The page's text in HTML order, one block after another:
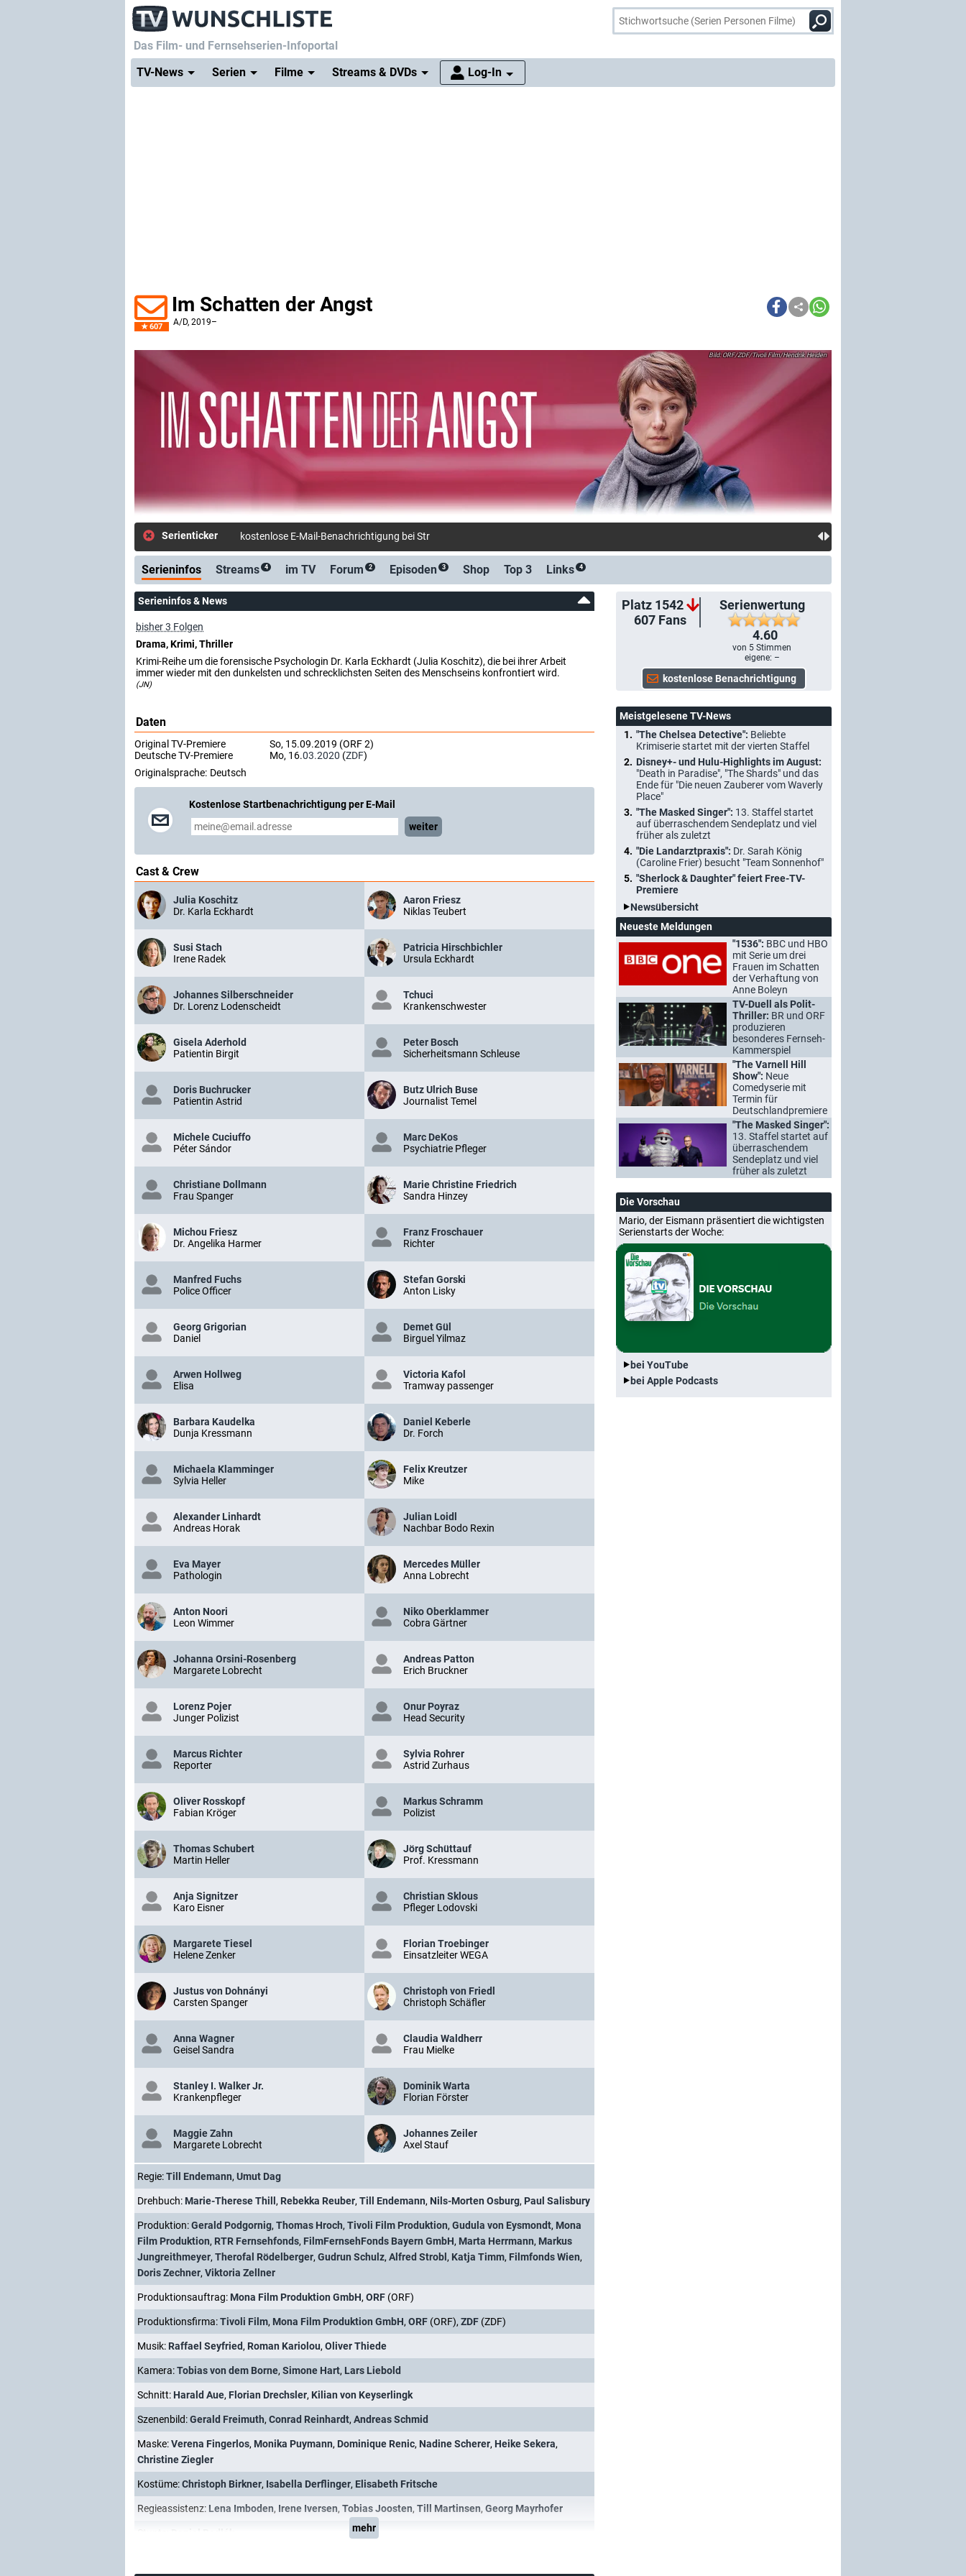
Das Film- und Fernsehserien-Infoportal
TV-News
Serien Filme Streams & DVDs Log-In
607
Im Schatten der Angst
A/D, 2019–
ORF/ZDF/Tivoli Film/Hendrik Heiden
Serienticker kostenlose E-Mail-Benachrichtigung bei Streaming- oder TV-Start
Serieninfos Streams 4 im TV Forum 2 Episoden 3 Shop Top 3 Links 4
Platz 1542
607 Fans
Serienwertung
4.60
von 5 Stimmen
eigene: –
Serieninfos & News
bisher 3 Folgen
Drama, Krimi, Thriller
Krimi-Reihe um die forensische Psychologin Dr. Karla Eckhardt (Julia Koschitz), die bei ihrer Arbeit
immer wieder mit den dunkelsten und schrecklichsten Seiten des Menschseins konfrontiert wird.
(JN)
Daten
Original TV-Premiere
So, 15.09.2019 (ORF 2)
Deutsche TV-Premiere
Mo, 16.03.2020 (ZDF)
Originalsprache: Deutsch
Kostenlose Startbenachrichtigung per E-Mail
weiter
Cast & Crew
Julia Koschitz
Dr. Karla Eckhardt
Aaron Friesz
Niklas Teubert
Susi Stach
Irene Radek
Patricia Hirschbichler
Ursula Eckhardt
Johannes Silberschneider
Dr. Lorenz Lodenscheidt
Tchuci
Krankenschwester
Gisela Aderhold
Patientin Birgit
Peter Bosch
Sicherheitsmann Schleuse
Doris Buchrucker
Patientin Astrid
Butz Ulrich Buse
Journalist Temel
Michele Cuciuffo
Péter Sándor
Marc DeKos
Psychiatrie Pfleger
Christiane Dollmann
Frau Spanger
Marie Christine Friedrich
Sandra Hinzey
Michou Friesz
Dr. Angelika Harmer
Franz Froschauer
Richter
Manfred Fuchs
Police Officer
Stefan Gorski
Anton Lisky
Georg Grigorian
Daniel
Demet Gül
Birguel Yilmaz
Arwen Hollweg
Elisa
Victoria Kafol
Tramway passenger
Barbara Kaudelka
Dunja Kressmann
Daniel Keberle
Dr. Forch
Michaela Klamminger
Sylvia Heller
Felix Kreutzer
Mike
Alexander Linhardt
Andreas Horak
Julian Loidl
Nachbar Bodo Rexin
Eva Mayer
Pathologin
Mercedes Müller
Anna Lobrecht
Anton Noori
Leon Wimmer
Niko Oberklammer
Cobra Gärtner
Johanna Orsini-Rosenberg
Margarete Lobrecht
Andreas Patton
Erich Bruckner
Lorenz Pojer
Junger Polizist
Onur Poyraz
Head Security
Marcus Richter
Reporter
Sylvia Rohrer
Astrid Zurhaus
Oliver Rosskopf
Fabian Kröger
Markus Schramm
Polizist
Thomas Schubert
Martin Heller
Jörg Schüttauf
Prof. Kressmann
Anja Signitzer
Karo Eisner
Christian Sklous
Pfleger Lodovski
Margarete Tiesel
Helene Zenker
Florian Troebinger
Einsatzleiter WEGA
Justus von Dohnányi
Carsten Spanger
Christoph von Friedl
Christoph Schäfler
Anna Wagner
Geisel Sandra
Claudia Waldherr
Frau Mielke
Stanley I. Walker Jr.
Krankenpfleger
Dominik Warta
Florian Förster
Maggie Zahn
Margarete Lobrecht
Johannes Zeiler
Axel Stauf
Regie:Till Endemann, Umut Dag
Drehbuch: Marie-Therese Thill , Rebekka Reuber, Till Endemann, Nils-Morten Osburg, Paul Salisbury
Produktion:Gerald Podgornig, Thomas Hroch, Tivoli Film Produktion, Gudula von Eysmondt, Mona
Film Produktion, RTR Fernsehfonds, FilmFernsehFonds Bayern GmbH, Marta Herrmann, Markus
Jungreithmeyer, Therofal Rödelberger, Gudrun Schulz, Alfred Strobl , Katja Timm, Filmfonds Wien,
Doris Zechner, Viktoria Zellner
Produktionsauftrag: Mona Film Produktion GmbH, ORF (ORF)
Produktionsfirma:Tivoli Film, Mona Film Produktion GmbH, ORF (ORF), ZDF (ZDF)
Musik: Raffael Seyfried, Roman Kariolou, Oliver Thiede
Kamera:Tobias von dem Borne, Simone Hart, Lars Liebold
Schnitt: Harald Aue, Florian Drechsler, Kilian von Keyserlingk
Szenenbild:Gerald Freimuth, Conrad Reinhardt, Andreas Schmid
Maske:Verena Fingerlos, Monika Puymann, Dominique Renic, Nadine Scherer, Heike Sekera,
Christine Ziegler
Kostüme:Christoph Birkner, Isabella Derflinger, Elisabeth Fritsche
Regieassistenz: Lena Imboden, Irene Iversen, Tobias Joosten, Till Martinsen, Georg Mayrhofer
mehr
Meistgelesene TV-News
"The Chelsea Detective": Beliebte
Krimiserie startet mit der vierten Staffel
Disney+- und Hulu-Highlights im August:
"Death in Paradise", "The Shards" und das
Ende für "Die neuen Zauberer vom Waverly
Place"
"The Masked Singer": 13. Staffel startet
auf überraschendem Sendeplatz und viel
früher als zuletzt
"Die Landarztpraxis": Dr. Sarah König
(Caroline Frier) besucht "Team Sonnenhof"
"Sherlock & Daughter" feiert Free-TV-
Premiere
Newsübersicht
Neueste Meldungen
"1536": BBC und HBO
mit Serie um drei
Frauen im Schatten
der Verhaftung von
Anne Boleyn
TV-Duell als Polit-
Thriller: BR und ORF
produzieren
besonderes Fernseh-
Kammerspiel
"The Varnell Hill
Show": Neue
Comedyserie mit
Termin für
Deutschlandpremiere
"The Masked Singer":
13. Staffel startet auf
überraschendem
Sendeplatz und viel
früher als zuletzt
Die Vorschau
Mario, der Eismann präsentiert die wichtigsten
Serienstarts der Woche:
bei YouTube
bei Apple Podcasts